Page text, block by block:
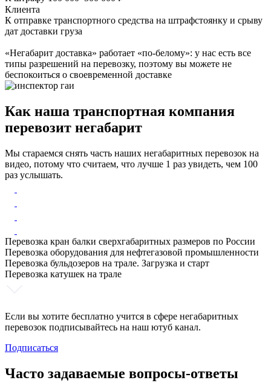
Клиента
К отправке транспортного средства на штрафстоянку и срыву
дат доставки груза
«Негабарит доставка» работает «по-белому»: у нас есть все
типы разрешений на перевозку, поэтому вы можете не
беспокоиться о своевременной доставке
Как наша транспортная компания
перевозит негабарит
Мы стараемся снять часть наших негабаритных перевозок на
видео, потому что считаем, что лучше 1 раз увидеть, чем 100
раз услышать.
Перевозка кран балки сверхгабаритных размеров по России
Перевозка оборудования для нефтегазовой промышленности
Перевозка бульдозеров на трале. Загрузка и старт
Перевозка катушек на трале
Если вы хотите бесплатно учится в сфере негабаритных
перевозок подписывайтесь на наш ютуб канал.
Подписаться
Часто задаваемые вопросы-ответы